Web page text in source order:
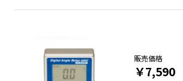
販売価格
￥7,590